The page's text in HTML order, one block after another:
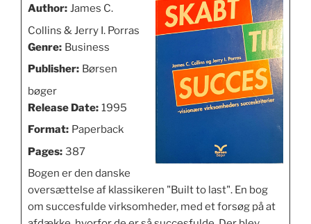
Author: James C.
Collins & Jerry I. Porras
Genre: Business
Publisher: Børsen
bøger
Release Date: 1995
Format: Paperback
Pages: 387
Bogen er den danske
oversættelse af klassikeren "Built to last". En bog
om succesfulde virksomheder, med et forsøg på at